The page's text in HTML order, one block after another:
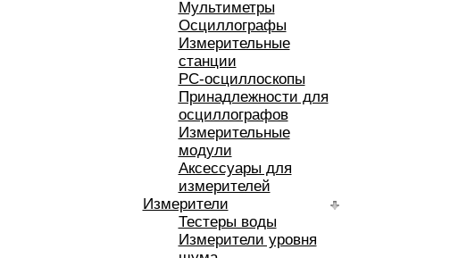
Мультиметры
Осциллографы
Измерительные
станции
РС-осциллоскопы
Принадлежности для
осциллографов
Измерительные
модули
Аксессуары для
измерителей
Измерители
Тестеры воды
Измерители уровня